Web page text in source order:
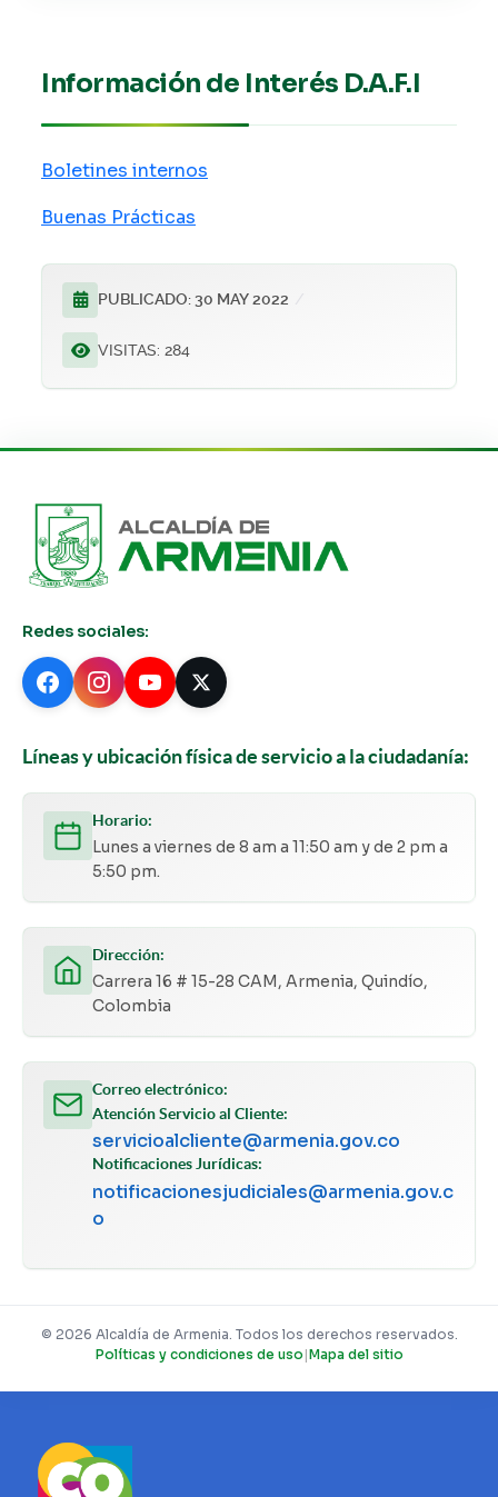
Información de Interés D.A.F.I
Boletines internos
Buenas Prácticas
PUBLICADO: 30 MAY 2022
VISITAS: 284
Redes sociales:
Líneas y ubicación física de servicio a la ciudadanía:
Horario:
Lunes a viernes de 8 am a 11:50 am y de 2 pm a
5:50 pm.
Dirección:
Carrera 16 # 15-28 CAM, Armenia, Quindío,
Colombia
Correo electrónico:
Atención Servicio al Cliente:
servicioalcliente@armenia.gov.co
Notificaciones Jurídicas:
notificacionesjudiciales@armenia.gov.c
o
© 2026 Alcaldía de Armenia. Todos los derechos reservados.
Políticas y condiciones de uso |Mapa del sitio